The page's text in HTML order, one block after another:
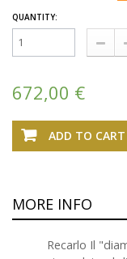
QUANTITY:
672,00 €
ADD TO CART
MORE INFO
Recarlo Il